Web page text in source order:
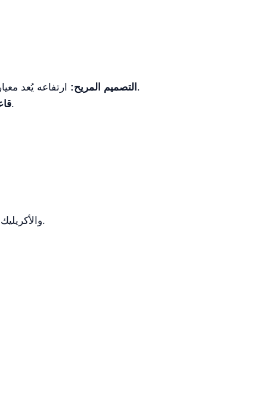
التصميم المريح: ارتفاعه يُعد معياراً في عالم الحيوان، مما يسمح للعملاء بغسل الحيوانات وهي واقفة، مما يمنع العامل من الانحناء باستمرار.
القاع المسطح للحوض له سطح غير منتظم لمنع الحيوانات من السقوط أثناء الاستحمام.
هل الحوض مقاوم للخدش؟ نعم، يمكن لسطح المواد ABS والأكريليك الصلب مقاومة الخدوش بشكل جيد جدًا.